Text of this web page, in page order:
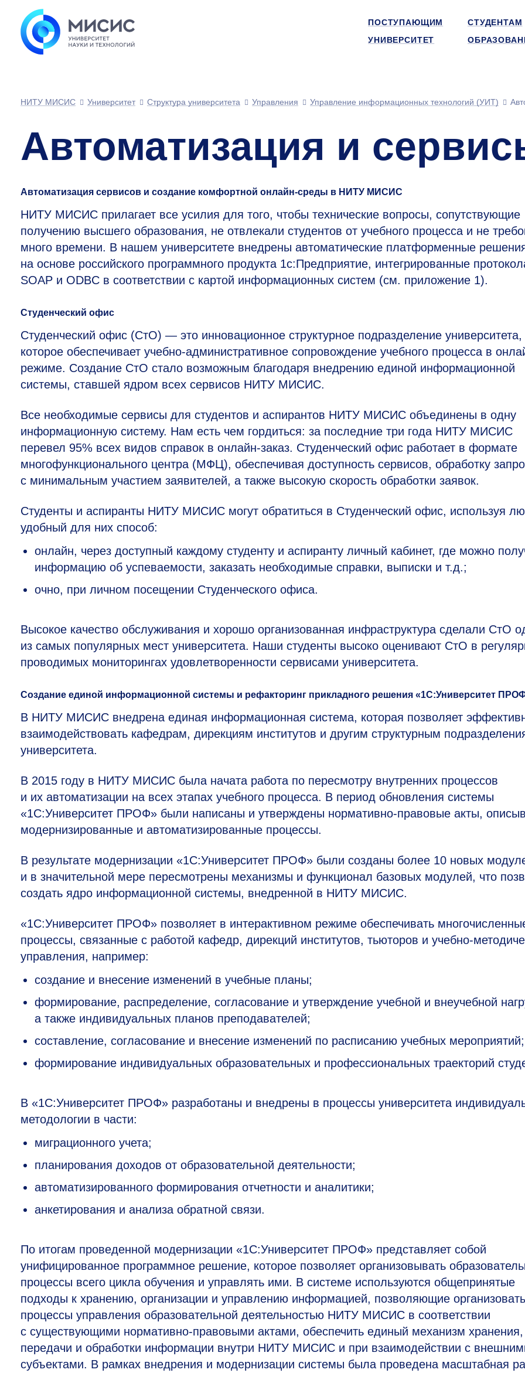
ПОСТУПАЮЩИМ СТУДЕНТАМ
УНИВЕРСИТЕТ
НИТУ МИСИС Университет Структура университета Управления Управление информационных технологий (УИТ)
Автоматизация и
Автоматизация сервисов и создание комфортной онлайн-среды в НИТУ МИСИС
НИТУ МИСИС прилагает все усилия для того, чтобы технические вопросы, сопутствующие
получению высшего образования, не отвлекали студентов от учебного процесса и не
много времени. В нашем университете внедрены автоматические платформенные
на основе российского программного продукта 1с:Предприятие, интегрированные
SOAP и ODBC в соответствии с картой информационных систем (см. приложение 1).
Студенческий офис
Студенческий офис (СтО) — это инновационное структурное подразделение университета,
которое обеспечивает учебно-административное сопровождение учебного процесса в
режиме. Создание СтО стало возможным благодаря внедрению единой информационной
системы, ставшей ядром всех сервисов НИТУ МИСИС.
Все необходимые сервисы для студентов и аспирантов НИТУ МИСИС объединены в одну
информационную систему. Нам есть чем гордиться: за последние три года НИТУ МИСИС
перевел 95% всех видов справок в онлайн-заказ. Студенческий офис работает в формате
многофункционального центра (МФЦ), обеспечивая доступность сервисов, обработку
с минимальным участием заявителей, а также высокую скорость обработки заявок.
Студенты и аспиранты НИТУ МИСИС могут обратиться в Студенческий офис, используя
удобный для них способ:
онлайн, через доступный каждому студенту и аспиранту личный кабинет, где можно
информацию об успеваемости, заказать необходимые справки, выписки и т.д.;
очно, при личном посещении Студенческого офиса.
Высокое качество обслуживания и хорошо организованная инфраструктура сделали СтО
из самых популярных мест университета. Наши студенты высоко оценивают СтО в
проводимых мониторингах удовлетворенности сервисами университета.
Создание единой информационной системы и рефакторинг прикладного решения «1С:Университет
В НИТУ МИСИС внедрена единая информационная система, которая позволяет
взаимодействовать кафедрам, дирекциям институтов и другим структурным
университета.
В 2015 году в НИТУ МИСИС была начата работа по пересмотру внутренних процессов
и их автоматизации на всех этапах учебного процесса. В период обновления системы
«1С:Университет ПРОФ» были написаны и утверждены нормативно-правовые акты,
модернизированные и автоматизированные процессы.
В результате модернизации «1С:Университет ПРОФ» были созданы более 10 новых
и в значительной мере пересмотрены механизмы и функционал базовых модулей, что
создать ядро информационной системы, внедренной в НИТУ МИСИС.
«1С:Университет ПРОФ» позволяет в интерактивном режиме обеспечивать
процессы, связанные с работой кафедр, дирекций институтов, тьюторов и учебно-
управления, например:
создание и внесение изменений в учебные планы;
формирование, распределение, согласование и утверждение учебной и внеучебной
а также индивидуальных планов преподавателей;
составление, согласование и внесение изменений по расписанию учебных мероприятий;
формирование индивидуальных образовательных и профессиональных траекторий
В «1С:Университет ПРОФ» разработаны и внедрены в процессы университета
методологии в части:
миграционного учета;
планирования доходов от образовательной деятельности;
автоматизированного формирования отчетности и аналитики;
анкетирования и анализа обратной связи.
По итогам проведенной модернизации «1С:Университет ПРОФ» представляет собой
унифицированное программное решение, которое позволяет организовывать
процессы всего цикла обучения и управлять ими. В системе используются общепринятые
подходы к хранению, организации и управлению информацией, позволяющие организовать
процессы управления образовательной деятельностью НИТУ МИСИС в соответствии
с существующими нормативно-правовыми актами, обеспечить единый механизм хранения,
передачи и обработки информации внутри НИТУ МИСИС и при взаимодействии с
субъектами. В рамках внедрения и модернизации системы была проведена масштабная